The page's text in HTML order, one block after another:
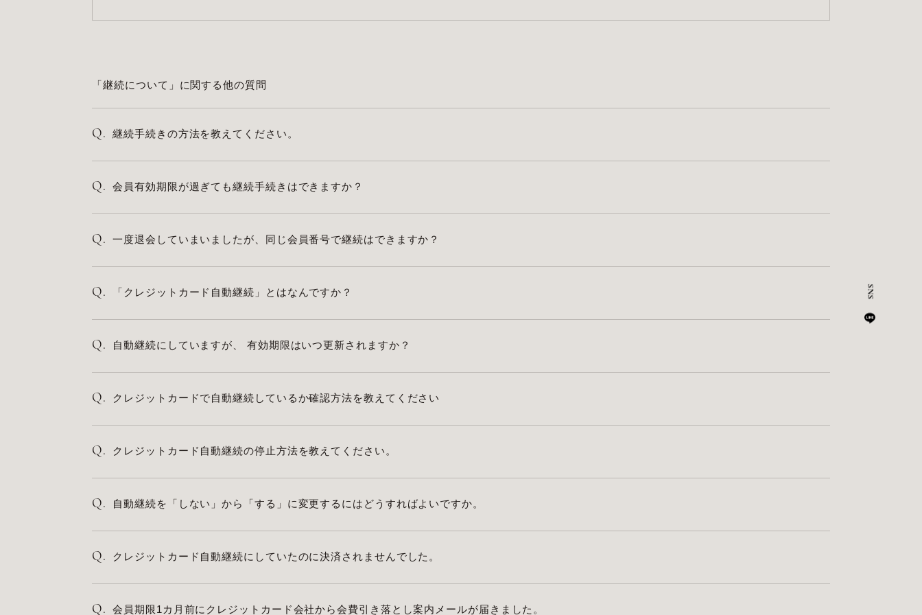
「継続について」に関する他の質問
Q. 継続手続きの方法を教えてください。
Q. 会員有効期限が過ぎても継続手続きはできますか？
Q. 一度退会していまいましたが、同じ会員番号で継続はできますか？
Q. 「クレジットカード自動継続」とはなんですか？
Q. 自動継続にしていますが、 有効期限はいつ更新されますか？
Q. クレジットカードで自動継続しているか確認方法を教えてください
Q. クレジットカード自動継続の停止方法を教えてください。
Q. 自動継続を「しない」から「する」に変更するにはどうすればよいですか。
Q. クレジットカード自動継続にしていたのに決済されませんでした。
Q. 会員期限1カ月前にクレジットカード会社から会費引き落とし案内メールが届きました。